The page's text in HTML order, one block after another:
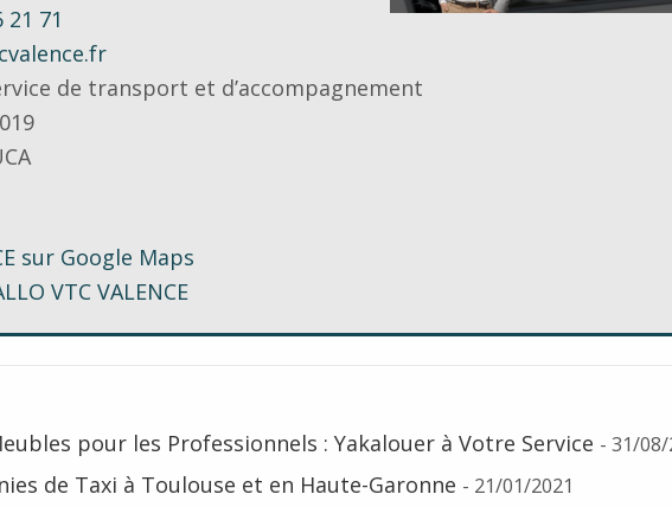
21 71
de transport et d’accompagnement
sur Google Maps
VTC VALENCE
pour les Professionnels : Yakalouer à Votre Service - 31/08/
de Taxi à Toulouse et en Haute-Garonne - 21/01/2021